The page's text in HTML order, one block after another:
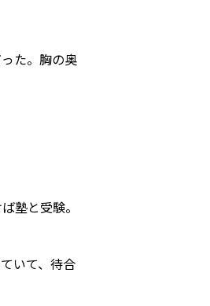
た。胸の奥
塾と受験。
いて、待合